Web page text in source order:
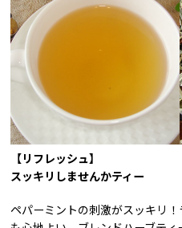
【リフレッシュ】
スッキリしませんかティー
ペパーミントの刺激がスッキリ